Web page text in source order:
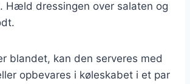
Hæld dressingen over salaten og
blandet, kan den serveres med
opbevares i køleskabet i et par